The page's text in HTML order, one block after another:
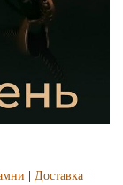
Доставка